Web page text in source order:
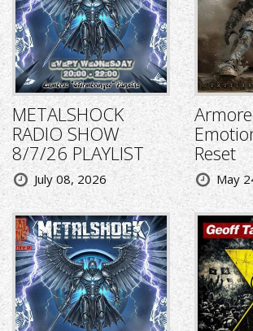
METALSHOCK
RADIO SHOW
8/7/26 PLAYLIST
July 08, 2026
Reset
May